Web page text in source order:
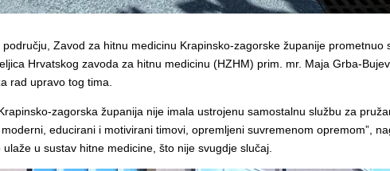
Zavod za hitnu medicinu Krapinsko-zagorske županije prometnuo
Hrvatskog zavoda za hitnu medicinu (HZHM) prim. mr. Maja Grba-
rad upravo tog tima.
zagorska županija nije imala ustrojenu samostalnu službu za
educirani i motivirani timovi, opremljeni suvremenom opremom”,
u sustav hitne medicine, što nije svugdje slučaj.